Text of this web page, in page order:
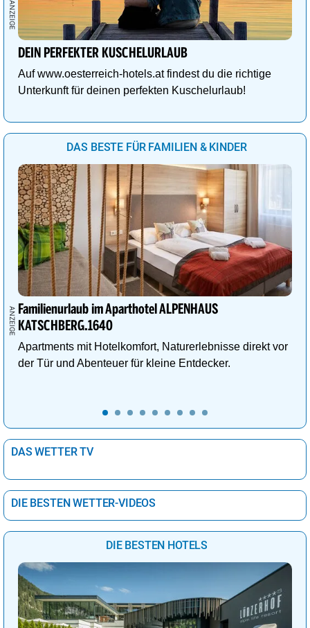
DEIN PERFEKTER KUSCHELURLAUB
Auf www.oesterreich-hotels.at findest du die richtige
Unterkunft für deinen perfekten Kuschelurlaub!
DAS BESTE FÜR FAMILIEN & KINDER
Familienurlaub im Aparthotel ALPENHAUS
KATSCHBERG.1640
Apartments mit Hotelkomfort, Naturerlebnisse direkt vor
der Tür und Abenteuer für kleine Entdecker.
DAS WETTER TV
DIE BESTEN WETTER-VIDEOS
DIE BESTEN HOTELS